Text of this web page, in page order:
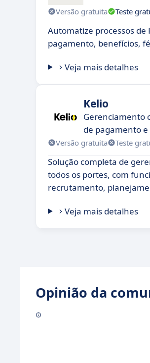
Versão gratuita Teste
Automatize processos de
pagamento, benefícios,
Veja mais detalhes
Kelio
Gerenciamento
de pagamento
Versão gratuita Teste
Solução completa de
todos os portes, com
recrutamento,
Veja mais detalhes
Opinião da